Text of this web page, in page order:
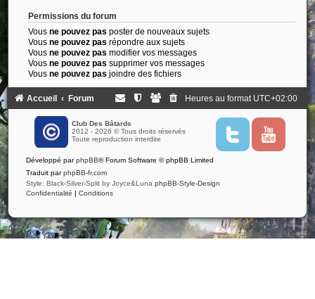
Permissions du forum
Vous ne pouvez pas poster de nouveaux sujets
Vous ne pouvez pas répondre aux sujets
Vous ne pouvez pas modifier vos messages
Vous ne pouvez pas supprimer vos messages
Vous ne pouvez pas joindre des fichiers
Accueil Forum Heures au format UTC+02:00
Club Des Bâtards
2012 - 2026 © Tous droits réservés
Toute reproduction interdite
T
i
Y
u
Développé parphpBB® Forum Software © phpBB Limited
Traduit parphpBB-fr.com
Style: Black-Silver-Split by Joyce&Luna phpBB-Style-Design
Confidentialité | Conditions